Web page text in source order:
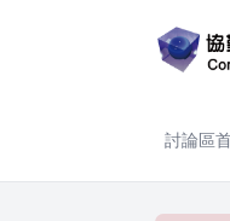
討論區